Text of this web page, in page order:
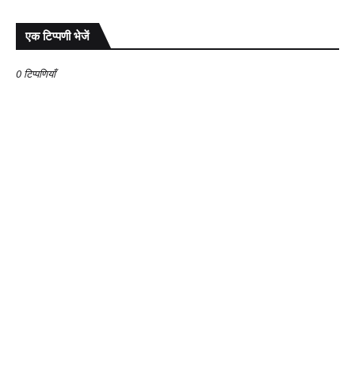
एक टिप्पणी भेजें
0 टिप्पणियाँ